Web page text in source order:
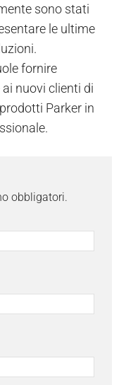
sono stati
le ultime
fornire
nuovi clienti di
Parker in
obbligatori.